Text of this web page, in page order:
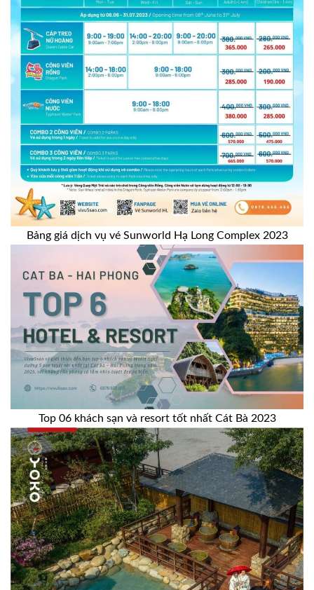
Bảng giá dịch vụ vé Sunworld Hạ Long Complex 2023
Top 06 khách sạn và resort tốt nhất Cát Bà 2023